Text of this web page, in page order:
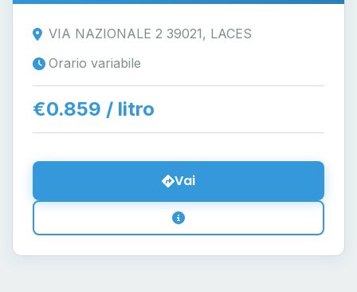
VIA NAZIONALE 2 39021, LACES
Orario variabile
€0.859 / litro
Vai